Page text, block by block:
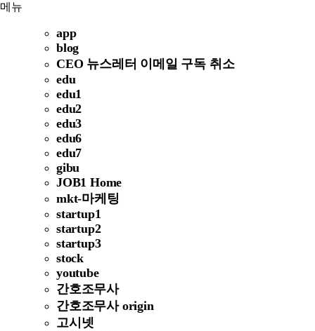
메뉴
app
blog
CEO 뉴스레터 이메일 구독 취소
edu
edu1
edu2
edu3
edu6
edu7
gibu
JOB1 Home
mkt-마케팅
startup1
startup2
startup3
stock
youtube
간호조무사
간호조무사 origin
고시넷